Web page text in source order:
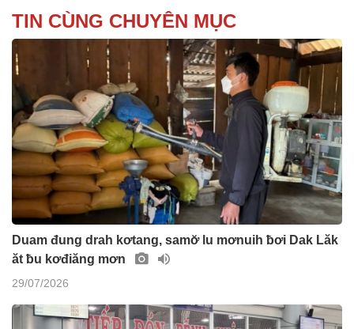
TIN CÙNG CHUYÊN MỤC
Duam đung drah kơtang, samơ̆ lu mơnuih ƀơi Dak Lăk
ăt ƀu kơđiăng mơn
29/07/2026